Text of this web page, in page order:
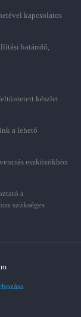
kapcsolatos
határidő,
készlet
a lehető
eszközökhöz
a
szükséges